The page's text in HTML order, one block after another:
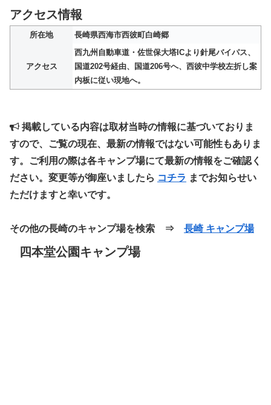
アクセス情報
所在地 長崎県西海市西彼町白崎郷
アクセス
西九州自動車道・佐世保大塔ICより針尾バイパス、
国道202号経由、国道206号へ、西彼中学校左折し案
内板に従い現地へ。
掲載している内容は取材当時の情報に基づいておりま
すので、ご覧の現在、最新の情報ではない可能性もありま
す。ご利用の際は各キャンプ場にて最新の情報をご確認く
ださい。変更等が御座いましたら コチラ までお知らせい
ただけますと幸いです。
その他の長崎のキャンプ場を検索 ⇒ 長崎 キャンプ場
四本堂公園キャンプ場